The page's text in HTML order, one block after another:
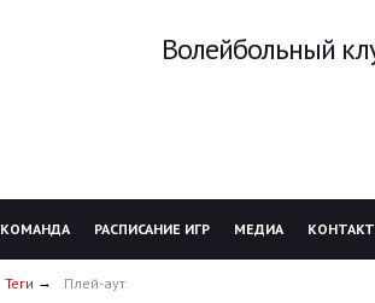
Волейбольный
КОМАНДА РАСПИСАНИЕ ИГР МЕДИА
Теги Плей-аут